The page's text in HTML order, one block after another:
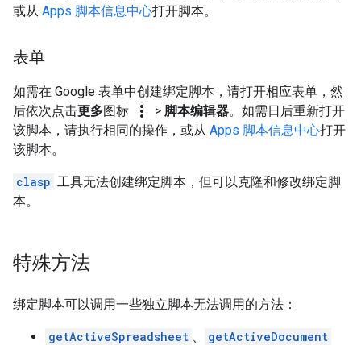
或从 Apps 脚本信息中心打开脚本。
表单
如需在 Google 表单中创建绑定脚本，请打开相应表单，然
后依次点击更多图标 more_vert > 脚本编辑器。如需日后重新打开
该脚本，请执行相同的操作，或从 Apps 脚本信息中心打开
该脚本。
clasp 工具无法创建绑定脚本，但可以克隆和修改绑定脚
本。
特殊方法
绑定脚本可以调用一些独立脚本无法调用的方法：
getActiveSpreadsheet 、
getActiveDocument